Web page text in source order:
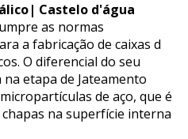
Castelo d'água
as normas
a fabricação de caixas d
O diferencial do seu
etapa de Jateamento
de aço, que é
na superfície interna